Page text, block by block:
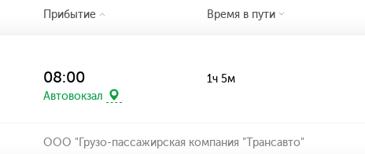
Прибытие Время в пути
08:00
Автовокзал
1ч 5м
ООО "Грузо-пассажирская компания "Трансавто"